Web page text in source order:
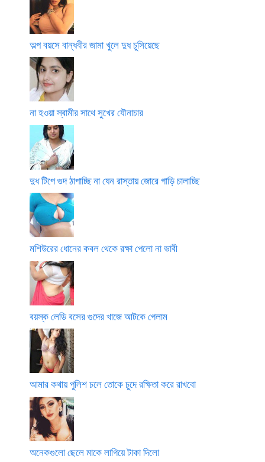
অল্প বয়সে বান্ধবীর জামা খুলে দুধ চুসিয়েছে
না হওয়া স্বামীর সাথে সুখের যৌনাচার
দুধ টিপে গুদ ঠাপাচ্ছি না যেন রাস্তায় জোরে গাড়ি চালাচ্ছি
মশিউরের ধোনের কবল থেকে রক্ষা পেলো না ভাবী
বয়স্ক লেডি বসের গুদের খাজে আটকে গেলাম
আমার কথায় পুলিশ চলে তোকে চুদে রক্ষিতা করে রাখবো
অনেকগুলো ছেলে মাকে লাগিয়ে টাকা দিলো